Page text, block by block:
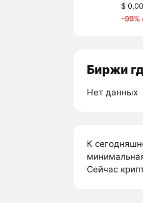
$
-99%
Биржи
Нет данных
К
Сейчас